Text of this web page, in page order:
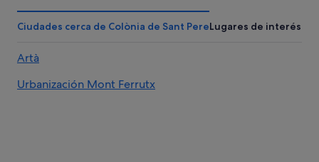
Apartamentos en Colònia de Sant Pere
Hoteles en la playa en Colònia de Sant Pere
Villas en Betlem de Marina
Ciudades cerca de Colònia de Sant PereLugares de interés
Artà
Urbanización Mont Ferrutx